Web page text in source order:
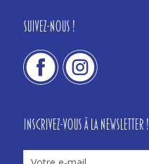
Suivez-nous !
Inscrivez-vous à la newsletter !